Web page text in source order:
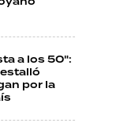
a los 50":
por la